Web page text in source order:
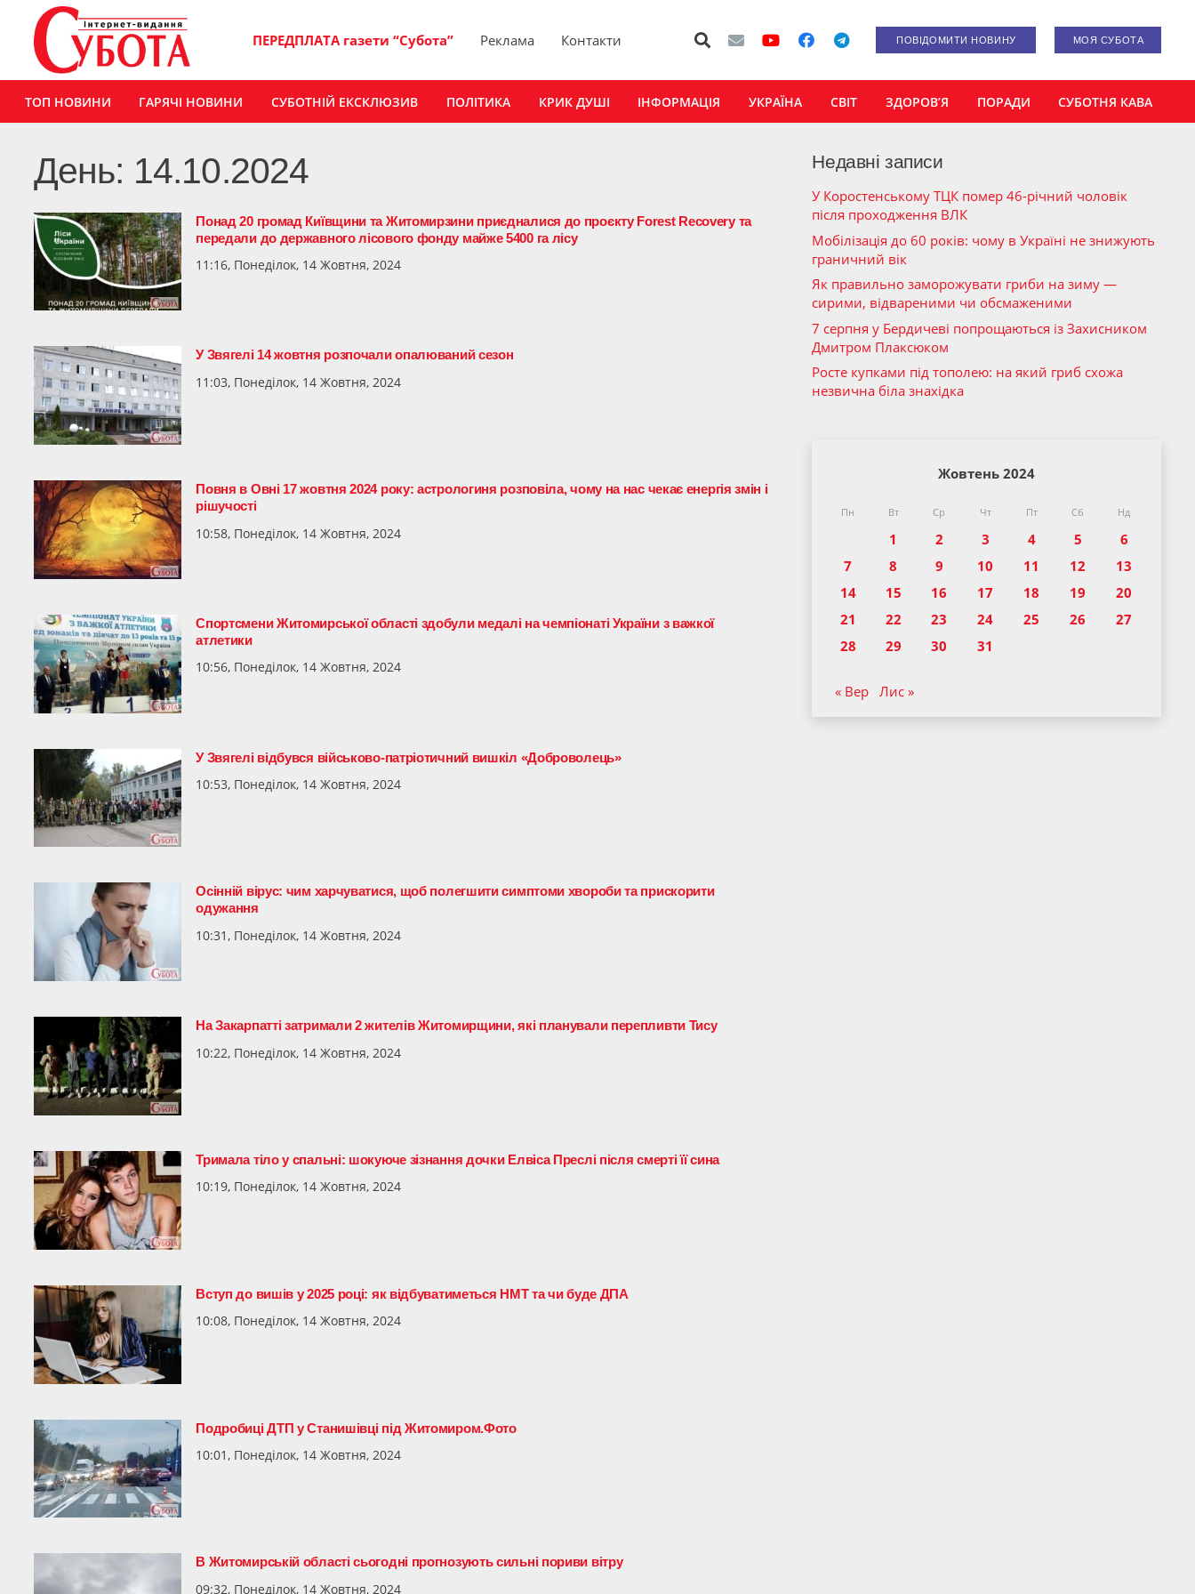
ПЕРЕДПЛАТА газети “Субота” Реклама Контакти ПОВІДОМИТИ НОВИНУ МОЯ СУБОТА
ТОП НОВИНИ ГАРЯЧІ НОВИНИ СУБОТНІЙ ЕКСКЛЮЗИВ ПОЛІТИКА КРИК ДУШІ ІНФОРМАЦІЯ УКРАЇНА СВІТ ЗДОРОВ’Я ПОРАДИ СУБОТНЯ КАВА
День: 14.10.2024
Понад 20 громад Київщини та Житомирзини приєдналися до проєкту Forest Recovery та
передали до державного лісового фонду майже 5400 га лісу
11:16, Понеділок, 14 Жовтня, 2024
У Звягелі 14 жовтня розпочали опалюваний сезон
11:03, Понеділок, 14 Жовтня, 2024
Повня в Овні 17 жовтня 2024 року: астрологиня розповіла, чому на нас чекає енергія змін і
рішучості
10:58, Понеділок, 14 Жовтня, 2024
Спортсмени Житомирської області здобули медалі на чемпіонаті України з важкої
атлетики
10:56, Понеділок, 14 Жовтня, 2024
У Звягелі відбувся військово-патріотичний вишкіл «Доброволець»
10:53, Понеділок, 14 Жовтня, 2024
Осінній вірус: чим харчуватися, щоб полегшити симптоми хвороби та прискорити
одужання
10:31, Понеділок, 14 Жовтня, 2024
На Закарпатті затримали 2 жителів Житомирщини, які планували перепливти Тису
10:22, Понеділок, 14 Жовтня, 2024
Тримала тіло у спальні: шокуюче зізнання дочки Елвіса Преслі після смерті її сина
10:19, Понеділок, 14 Жовтня, 2024
Вступ до вишів у 2025 році: як відбуватиметься НМТ та чи буде ДПА
10:08, Понеділок, 14 Жовтня, 2024
Подробиці ДТП у Станишівці під Житомиром.Фото
10:01, Понеділок, 14 Жовтня, 2024
В Житомирській області сьогодні прогнозують сильні пориви вітру
09:32, Понеділок, 14 Жовтня, 2024
Недавні записи
У Коростенському ТЦК помер 46-річний чоловік
після проходження ВЛК
Мобілізація до 60 років: чому в Україні не знижують
граничний вік
Як правильно заморожувати гриби на зиму —
сирими, відвареними чи обсмаженими
7 серпня у Бердичеві попрощаються із Захисником
Дмитром Плаксюком
Росте купками під тополею: на який гриб схожа
незвична біла знахідка
Жовтень 2024
Пн Вт Ср Чт Пт Сб Нд
1 2 3 4 5
6
7
8 9 10 11 12
13
14
15 16 17 18 19
20
21
22 23 24 25 26
27
28
29 30 31
« Вер Лис »